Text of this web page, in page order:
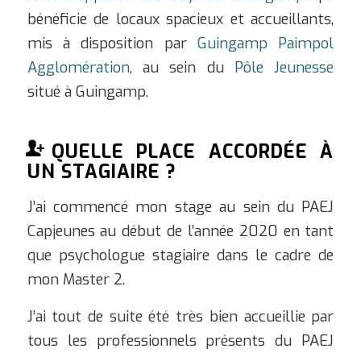
bénéficie de locaux spacieux et accueillants,
mis à disposition parGuingamp Paimpol
Agglomération, au sein du Pôle Jeunesse
situé à Guingamp.
QUELLE PLACE ACCORDÉE À
UN STAGIAIRE ?
J’ai commencé mon stage au sein du PAEJ
Capjeunes au début de l’année 2020 en tant
que psychologue stagiaire dans le cadre de
mon Master 2.
J’ai tout de suite été très bien accueillie par
tous les professionnels présents du PAEJ